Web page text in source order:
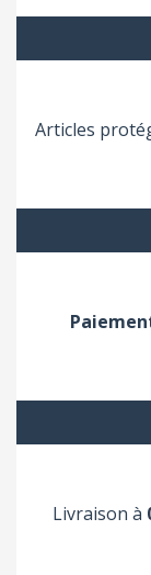
Articles
Livraison à